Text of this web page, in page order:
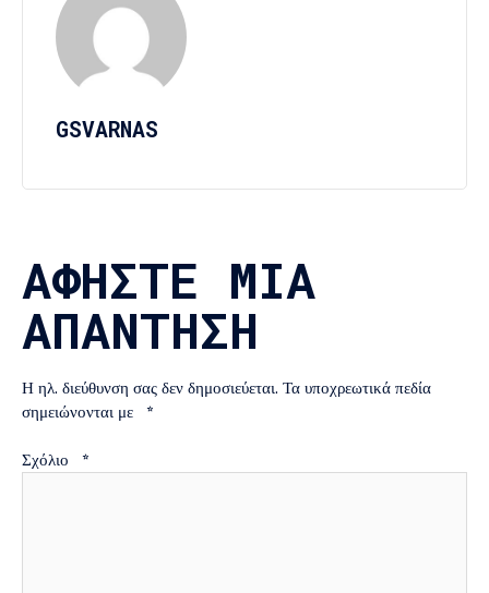
GSVARNAS
ΑΦΉΣΤΕ ΜΙΑ
ΑΠΆΝΤΗΣΗ
Η ηλ. διεύθυνση σας δεν δημοσιεύεται. Τα υποχρεωτικά πεδία
σημειώνονται με *
Σχόλιο *